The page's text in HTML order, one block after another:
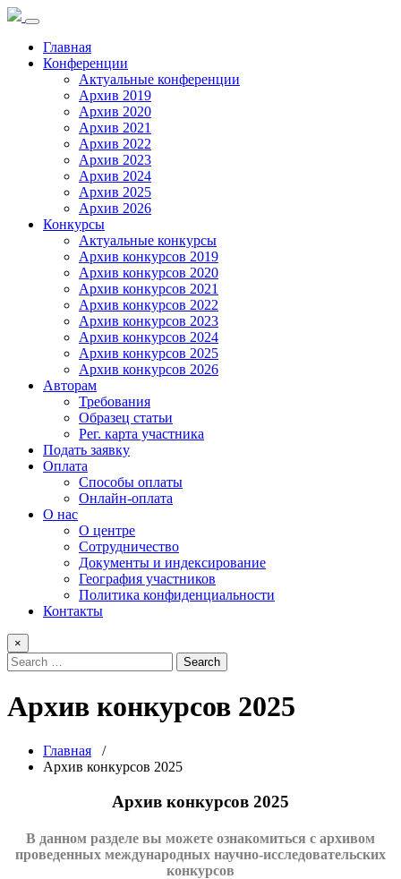
Toggle
navigation
Главная
Конференции
Актуальные конференции
Архив 2019
Архив 2020
Архив 2021
Архив 2022
Архив 2023
Архив 2024
Архив 2025
Архив 2026
Конкурсы
Актуальные конкурсы
Архив конкурсов 2019
Архив конкурсов 2020
Архив конкурсов 2021
Архив конкурсов 2022
Архив конкурсов 2023
Архив конкурсов 2024
Архив конкурсов 2025
Архив конкурсов 2026
Авторам
Требования
Образец статьи
Рег. карта участника
Подать заявку
Оплата
Способы оплаты
Онлайн-оплата
О нас
О центре
Сотрудничество
Документы и индексирование
География участников
Политика конфиденциальности
Контакты
×
Архив конкурсов 2025
Главная /
Архив конкурсов 2025
Архив конкурсов 2025
В данном разделе вы можете ознакомиться с архивом
проведенных международных научно-исследовательских
конкурсов